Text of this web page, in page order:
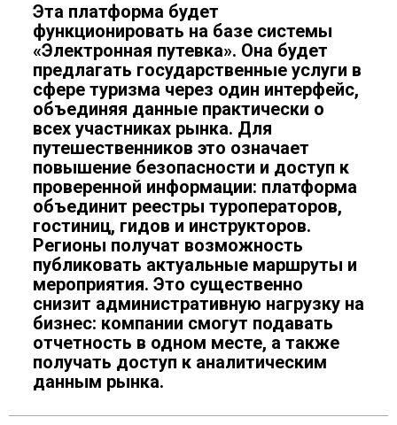
Эта платформа будет
функционировать на базе системы
«Электронная путевка». Она будет
предлагать государственные услуги в
сфере туризма через один интерфейс,
объединяя данные практически о
всех участниках рынка. Для
путешественников это означает
повышение безопасности и доступ к
проверенной информации: платформа
объединит реестры туроператоров,
гостиниц, гидов и инструкторов.
Регионы получат возможность
публиковать актуальные маршруты и
мероприятия. Это существенно
снизит административную нагрузку на
бизнес: компании смогут подавать
отчетность в одном месте, а также
получать доступ к аналитическим
данным рынка.